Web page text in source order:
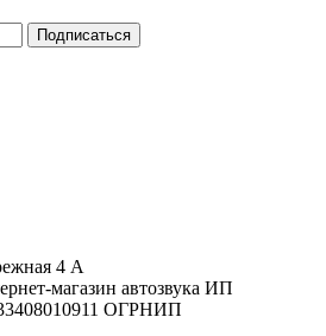
4 А
магазин автозвука ИП
ОГРНИП